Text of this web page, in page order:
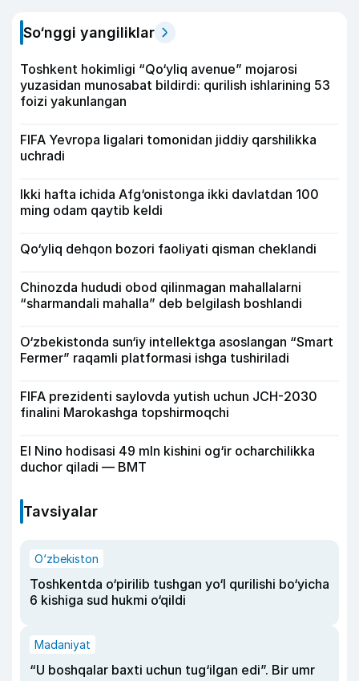
So‘nggi yangiliklar
Toshkent hokimligi “Qo‘yliq avenue” mojarosi
yuzasidan munosabat bildirdi: qurilish ishlarining 53
foizi yakunlangan
FIFA Yevropa ligalari tomonidan jiddiy qarshilikka
uchradi
Ikki hafta ichida Afg‘onistonga ikki davlatdan 100
ming odam qaytib keldi
Qo‘yliq dehqon bozori faoliyati qisman cheklandi
Chinozda hududi obod qilinmagan mahallalarni
“sharmandali mahalla” deb belgilash boshlandi
O‘zbekistonda sun‘iy intellektga asoslangan “Smart
Fermer” raqamli platformasi ishga tushiriladi
FIFA prezidenti saylovda yutish uchun JCH-2030
finalini Marokashga topshirmoqchi
El Nino hodisasi 49 mln kishini og‘ir ocharchilikka
duchor qiladi — BMT
Tavsiyalar
O‘zbekiston
Toshkentda o‘pirilib tushgan yo‘l qurilishi bo‘yicha
6 kishiga sud hukmi o‘qildi
Madaniyat
“U boshqalar baxti uchun tug‘ilgan edi”. Bir umr